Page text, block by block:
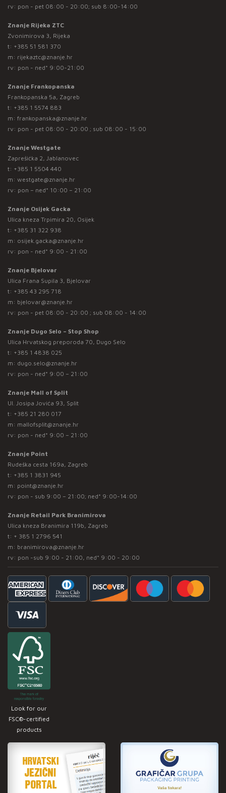
rv: pon - pet 08:00 - 20:00; sub 8:00-14:00
Znanje Rijeka ZTC
Zvonimirova 3, Rijeka
t: +385 51 581 370
m: rijekaztc@znanje.hr
rv: pon - ned* 9:00-21:00
Znanje Frankopanska
Frankopanska 5a, Zagreb
t: +385 1 5574 883
m: frankopanska@znanje.hr
rv: pon - pet 08:00 - 20:00 ; sub 08:00 - 15:00
Znanje Westgate
Zaprešićka 2, Jablanovec
t: +385 1 5504 440
m: westgate@znanje.hr
rv: pon – ned* 10:00 – 21:00
Znanje Osijek Gacka
Ulica kneza Trpimira 20, Osijek
t: +385 31 322 938
m: osijek.gacka@znanje.hr
rv: pon - ned* 9:00 - 21:00
Znanje Bjelovar
Ulica Frana Supila 3, Bjelovar
t: +385 43 295 718
m: bjelovar@znanje.hr
rv: pon - pet 08:00 - 20:00 ; sub 08:00 - 14:00
Znanje Dugo Selo – Stop Shop
Ulica Hrvatskog preporoda 70, Dugo Selo
t: +385 1 4838 025
m: dugo.selo@znanje.hr
rv: pon - ned* 9:00 – 21:00
Znanje Mall of Split
Ul. Josipa Jovića 93, Split
t: +385 21 280 017
m: mallofsplit@znanje.hr
rv: pon - ned* 9:00 – 21:00
Znanje Point
Rudeška cesta 169a, Zagreb
t: +385 1 3831 945
m: point@znanje.hr
rv: pon - sub 9:00 – 21:00; ned* 9:00-14:00
Znanje Retail Park Branimirova
Ulica kneza Branimira 119b, Zagreb
t: + 385 1 2796 541
m: branimirova@znanje.hr
rv: pon -sub 9:00 - 21:00, ned* 9:00 - 20:00
Look for our
FSC®-certified
products